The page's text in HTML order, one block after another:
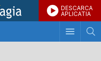
DESCARCA
APLICATIA